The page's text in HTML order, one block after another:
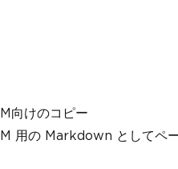
向けのコピー
用の Markdown としてペ